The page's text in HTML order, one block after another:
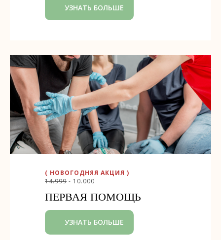
УЗНАТЬ БОЛЬШЕ
( НОВОГОДНЯЯ АКЦИЯ )
14.999 - 10.000
ПЕРВАЯ ПОМОЩЬ
УЗНАТЬ БОЛЬШЕ